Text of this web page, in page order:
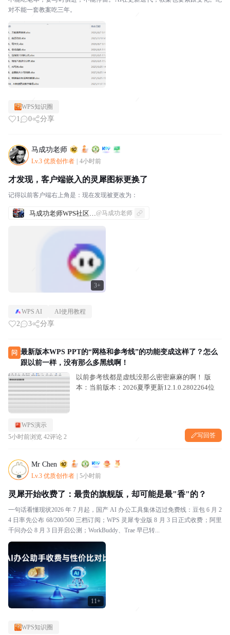
对不能一套教案吃三年。
WPS知识圈
1 0 分享
马成功老师
Lv.3 优质创作者 4小时前
3+
才发现，客户端嵌入的灵犀图标更换了
记得以前客户端右上角是：现在发现被更改为：
@马成功老师
WPS AI AI使用教程
2 3 分享
问 最新版本WPS PPT的“网格和参考线”的功能变成这样了？怎么
跟以前一样，没有那么多黑线啊！
以前参考线都是虚线没那么密密麻麻的啊！ 版
本：当前版本：2026夏季更新12.1.0.2802264位
WPS演示
5小时前浏览 42评论 2 写回答
Mr Chen
Lv.3 优质创作者 5小时前
11+
灵犀开始收费了：最贵的旗舰版，却可能是最"香"的？
一句话看懂现状2026 年 7 月起，国产 AI 办公工具集体迈过免费线：豆包 6 月 2
4 日率先公布 68/200/500 三档订阅；WPS 灵犀专业版 8 月 3 日正式收费；阿里
千问办公 8 月 3 日开启公测；WorkBuddy、Trae 早已转...
WPS知识圈